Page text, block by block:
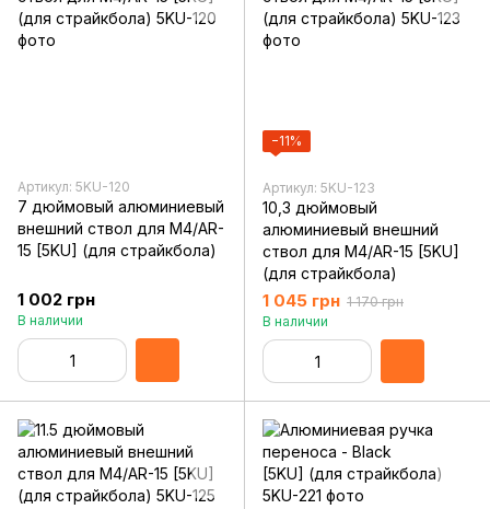
Артикул: 5KU-120
7 дюймовый алюминиевый
внешний ствол для M4/AR-
15 [5KU] (для страйкбола)
1 002 грн
В наличии
−11%
Артикул: 5KU-123
10,3 дюймовый
алюминиевый внешний
ствол для M4/AR-15 [5KU]
(для страйкбола)
1 045 грн 1 170 грн
В наличии